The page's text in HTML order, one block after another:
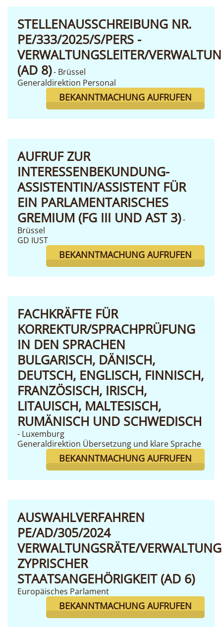
STELLENAUSSCHREIBUNG NR.
PE/333/2025/S/PERS -
VERWALTUNGSLEITER/
(AD 8)- Brüssel
Generaldirektion Personal
BEKANNTMACHUNG AUFRUFEN
AUFRUF ZUR
INTERESSENBEKUNDUNG-
ASSISTENTIN/ASSISTENT FÜR
EIN PARLAMENTARISCHES
GREMIUM (FG III UND AST 3)-
Brüssel
GD IUST
BEKANNTMACHUNG AUFRUFEN
FACHKRÄFTE FÜR
KORREKTUR/SPRACHPRÜFUNG
IN DEN SPRACHEN
BULGARISCH, DÄNISCH,
DEUTSCH, ENGLISCH, FINNISCH,
FRANZÖSISCH, IRISCH,
LITAUISCH, MALTESISCH,
RUMÄNISCH UND SCHWEDISCH
- Luxemburg
Generaldirektion Übersetzung und klare Sprache
BEKANNTMACHUNG AUFRUFEN
AUSWAHLVERFAHREN
PE/AD/305/2024
VERWALTUNGSRÄTE/
ZYPRISCHER
STAATSANGEHÖRIGKEIT (AD 6)
Europäisches Parlament
BEKANNTMACHUNG AUFRUFEN